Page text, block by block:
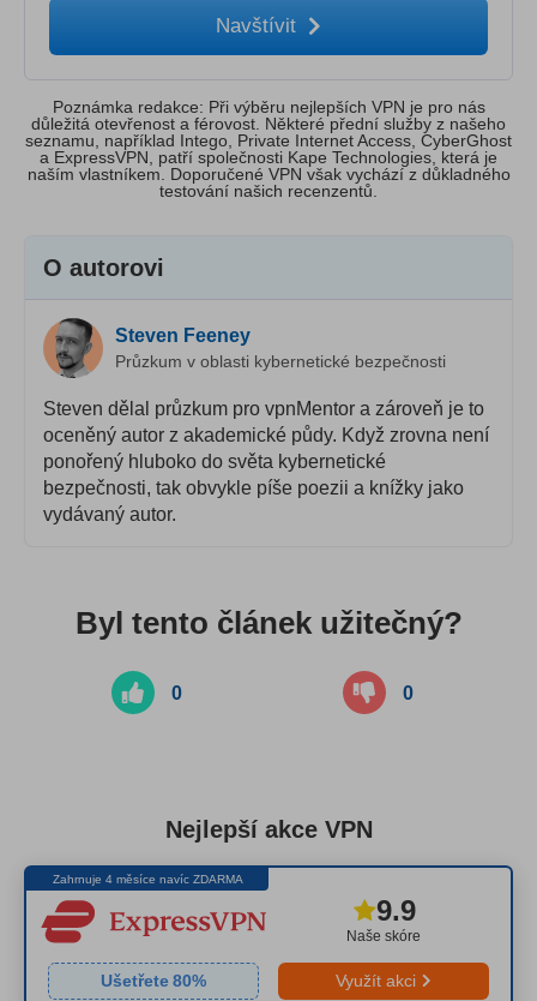
Navštívit
Poznámka redakce: Při výběru nejlepších VPN je pro nás
důležitá otevřenost a férovost. Některé přední služby z našeho
seznamu, například Intego, Private Internet Access, CyberGhost
a ExpressVPN, patří společnosti Kape Technologies, která je
naším vlastníkem. Doporučené VPN však vychází z důkladného
testování našich recenzentů.
O autorovi
Steven Feeney
Průzkum v oblasti kybernetické bezpečnosti
Steven dělal průzkum pro vpnMentor a zároveň je to
oceněný autor z akademické půdy. Když zrovna není
ponořený hluboko do světa kybernetické
bezpečnosti, tak obvykle píše poezii a knížky jako
vydávaný autor.
Byl tento článek užitečný?
0 0
Nejlepší akce VPN
Zahrnuje 4 měsíce navíc ZDARMA
Naše skóre
9.9
Ušetřete80% Využít akci